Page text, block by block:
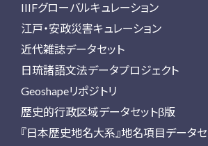
IIIFグローバルキュレーション
江戸・安政災害キュレーション
近代雑誌データセット
日琉諸語文法データプロジェクト
Geoshapeリポジトリ
歴史的行政区域データセットβ版
『日本歴史地名大系』地名項目データセ